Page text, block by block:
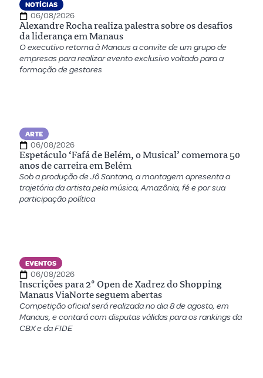
NOTÍCIAS
06/08/2026
Alexandre Rocha realiza palestra sobre os desafios
da liderança em Manaus
O executivo retorna à Manaus a convite de um grupo de
empresas para realizar evento exclusivo voltado para a
formação de gestores
ARTE
06/08/2026
Espetáculo ‘Fafá de Belém, o Musical’ comemora 50
anos de carreira em Belém
Sob a produção de Jô Santana, a montagem apresenta a
trajetória da artista pela música, Amazônia, fé e por sua
participação política
EVENTOS
06/08/2026
Inscrições para 2º Open de Xadrez do Shopping
Manaus ViaNorte seguem abertas
Competição oficial será realizada no dia 8 de agosto, em
Manaus, e contará com disputas válidas para os rankings da
CBX e da FIDE